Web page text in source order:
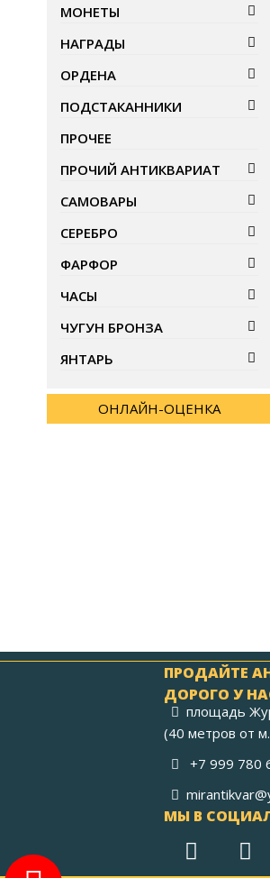
МОНЕТЫ
НАГРАДЫ
ОРДЕНА
ПОДСТАКАННИКИ
ПРОЧЕЕ
ПРОЧИЙ АНТИКВАРИАТ
САМОВАРЫ
СЕРЕБРО
ФАРФОР
ЧАСЫ
ЧУГУН БРОНЗА
ЯНТАРЬ
ОНЛАЙН-ОЦЕНКА
ПРОДАЙТЕ
ДОРОГО У
площадь
(40 метров от
+7 999 780
МЫ В